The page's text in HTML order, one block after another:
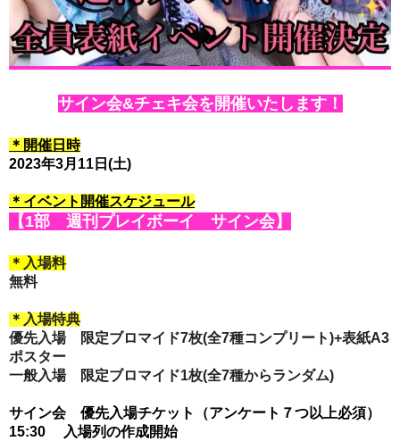
サイン会&チェキ会を開催いたします！
＊開催日時
2023年3月11日(土)
＊イベント開催スケジュール
【1部 週刊プレイボーイ サイン会】
＊入場料
無料
＊入場特典
優先入場 限定ブロマイド7枚(全7種コンプリート)+表紙A3
ポスター
一般入場 限定ブロマイド1枚(全7種からランダム)
サイン会　優先入場チケット（アンケート７つ以上必須）
15:30　 入場列の作成開始